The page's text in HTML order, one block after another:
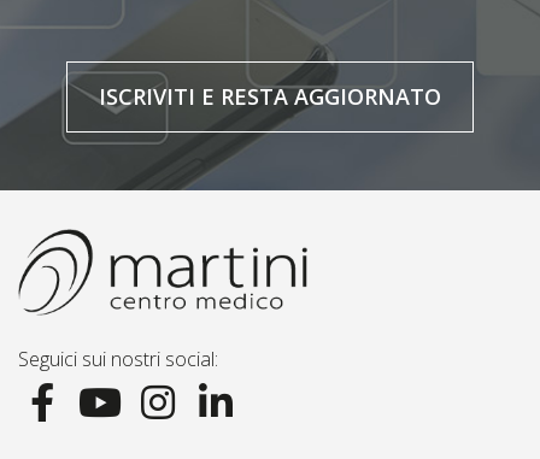
ISCRIVITI E RESTA AGGIORNATO
Seguici sui nostri social: